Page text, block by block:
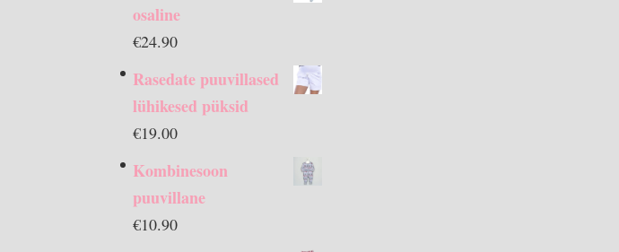
osaline
€24.90
Rasedate puuvillased
lühikesed püksid
€19.00
Kombinesoon
puuvillane
€10.90